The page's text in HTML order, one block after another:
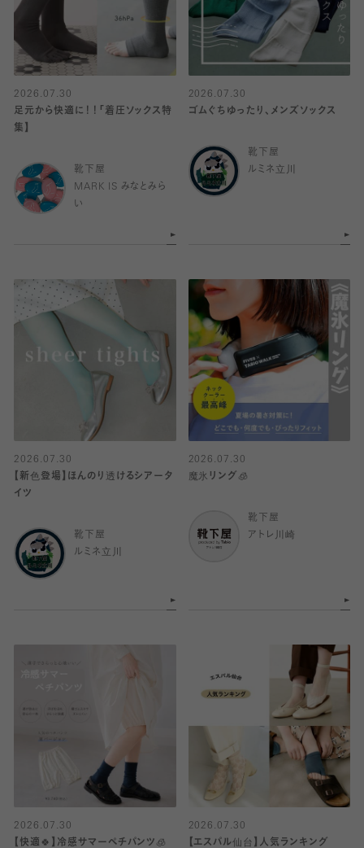
2026.07.30
足元から快適に！！「着圧ソックス特
集】
靴下屋
MARK IS みなとみら
い
2026.07.30
ゴムぐちゆったり、メンズソックス
靴下屋
ルミネ立川
2026.07.30
【新色登場】ほんのり透けるシアータ
イツ
靴下屋
ルミネ立川
2026.07.30
魔氷リング🧊
靴下屋
アトレ川崎
2026.07.30
【快適🍀】冷感サマーペチパンツ🧊
2026.07.30
【エスパル仙台】人気ランキング